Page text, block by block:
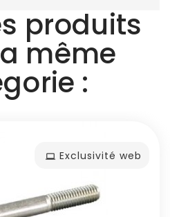
produits
même
:
Exclusivité web